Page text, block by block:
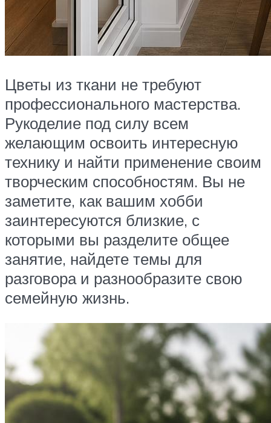
Цветы из ткани не требуют
профессионального мастерства.
Рукоделие под силу всем
желающим освоить интересную
технику и найти применение своим
творческим способностям. Вы не
заметите, как вашим хобби
заинтересуются близкие, с
которыми вы разделите общее
занятие, найдете темы для
разговора и разнообразите свою
семейную жизнь.